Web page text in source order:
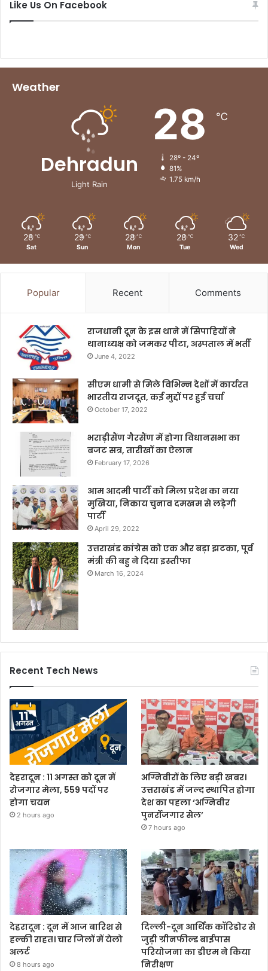
Like Us On Facebook
Weather
Dehradun
Light Rain
28 ℃
28º - 24º
81%
1.75 km/h
28 ℃
Sat
29 ℃
Sun
28 ℃
Mon
28 ℃
Tue
32 ℃
Wed
Popular Recent Comments
राजधानी दून के इस थाने में सिपाहियों ने
थानाध्यक्ष को जमकर पीटा, अस्पताल में भर्ती
June 4, 2022
सीएम धामी से मिले विभिन्न देशों में कार्यरत
भारतीय राजदूत, कई मुद्दों पर हुई चर्चा
October 17, 2022
भराड़ीसैंण गैरसैंण में होगा विधानसभा का
बजट सत्र, तारीखों का ऐलान
February 17, 2026
आम आदमी पार्टी को मिला प्रदेश का नया
मुखिया, निकाय चुनाव दमखम से लड़ेगी
पार्टी
April 29, 2022
उत्तराखंड कांग्रेस को एक और बड़ा झटका, पूर्व
मंत्री की बहु ने दिया इस्तीफा
March 16, 2024
Recent Tech News
देहरादून : 11 अगस्त को दून में
रोजगार मेला, 559 पदों पर
होगा चयन
2 hours ago
अग्निवीरों के लिए बड़ी खबर।
उत्तराखंड में जल्द स्थापित होगा
देश का पहला ‘अग्निवीर
पुनर्रोजगार सेल’
7 hours ago
देहरादून : दून में आज बारिश से
हल्की राहत। चार जिलों में येलो
अलर्ट
8 hours ago
दिल्ली-दून आर्थिक कॉरिडोर से
जुड़ी ग्रीनफील्ड बाईपास
परियोजना का डीएम ने किया
निरीक्षण